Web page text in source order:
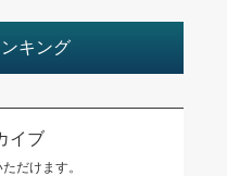
キング
イブ
だけます。